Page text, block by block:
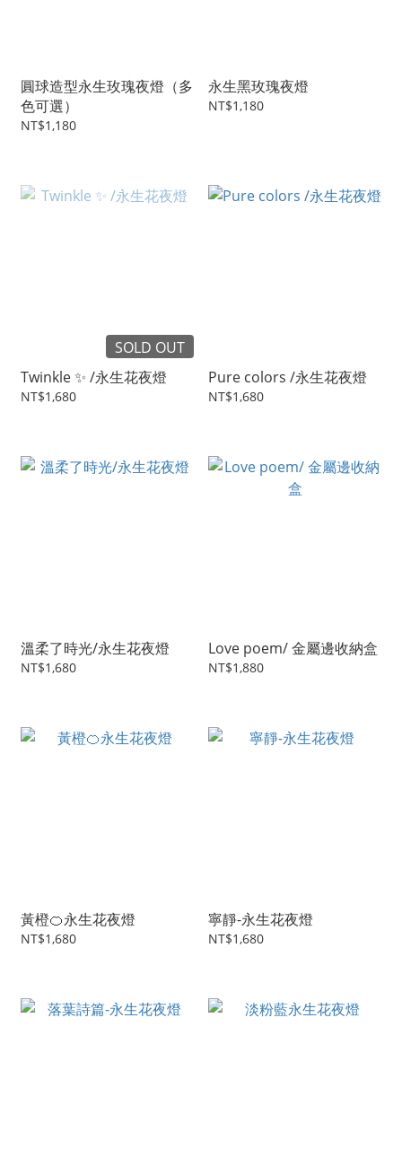
圓球造型永生玫瑰夜燈（多
色可選）
NT$1,180
永生黑玫瑰夜燈
NT$1,180
SOLD OUT
Twinkle ✨ /永生花夜燈
NT$1,680
Pure colors /永生花夜燈
NT$1,680
溫柔了時光/永生花夜燈
NT$1,680
Love poem/ 金屬邊收納盒
NT$1,880
黃橙🍊永生花夜燈
NT$1,680
寧靜-永生花夜燈
NT$1,680